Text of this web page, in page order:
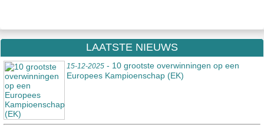
LAATSTE NIEUWS
15-12-2025 - 10 grootste overwinningen op een
Europees Kampioenschap (EK)